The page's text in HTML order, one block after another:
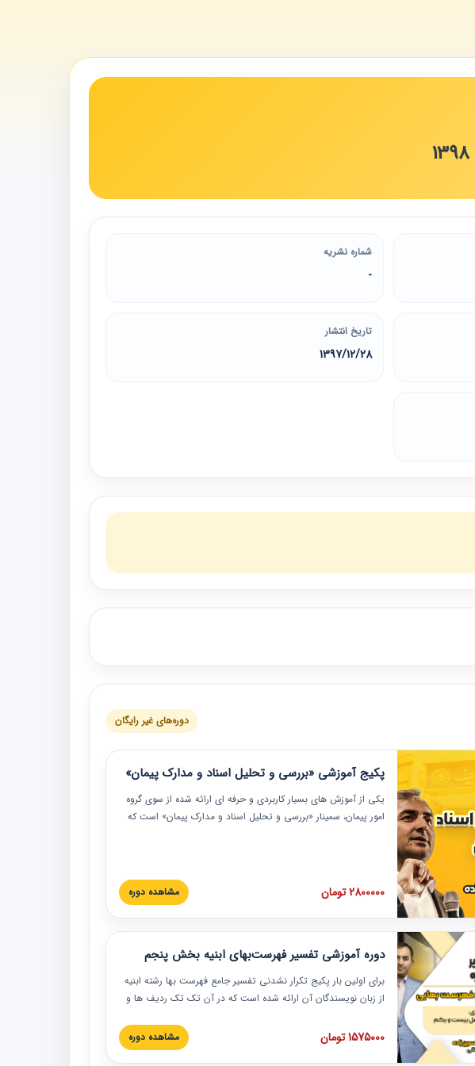
شماره نشریه
-
تاریخ انتشار
1397/12/28
دوره‌های غیر رایگان
پکیج آموزشی «بررسی و تحلیل اسناد و مدارک پیمان»
یکی از آموزش‏‏‏‏‏‏ های بسیار کاربردی و حرفه‏ ای ارائه شده از سوی گروه
امور پیمان، سمینار «بررسی و تحلیل اسناد و مدارک پیمان» است که
عملی در این خصوص ارائه شده است.
2800000 تومان مشاهده دوره
دوره آموزشی تفسیر فهرست‌بهای ابنیه بخش پنجم
برای اولین بار پکیج تکرار نشدنی تفسیر جامع فهرست بها رشته ابنیه
از زبان نویسندگان آن ارائه شده است که در آن تک تک ردیف ها و
تصویری بوده و به همراه تصاویر عملیات اجرایی مرتبط با ردیف های
فهرست بها ارائه شده است. این دوره با کلام مهندس
1575000 تومان مشاهده دوره